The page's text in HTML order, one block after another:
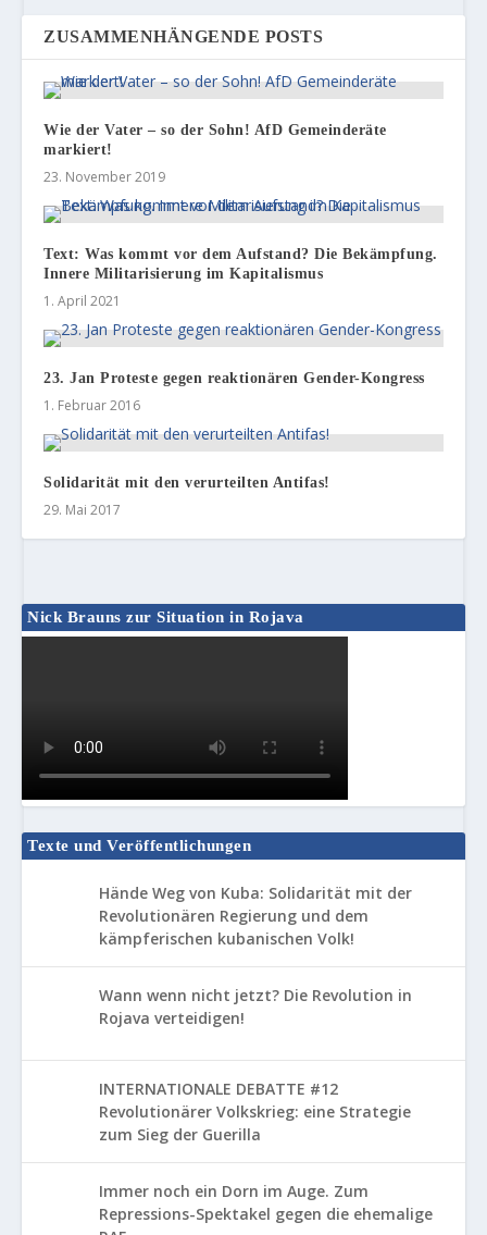
ZUSAMMENHÄNGENDE POSTS
Wie der Vater – so der Sohn! AfD Gemeinderäte
markiert!
23. November 2019
Text: Was kommt vor dem Aufstand? Die Bekämpfung.
Innere Militarisierung im Kapitalismus
1. April 2021
23. Jan Proteste gegen reaktionären Gender-Kongress
1. Februar 2016
Solidarität mit den verurteilten Antifas!
29. Mai 2017
Nick Brauns zur Situation in Rojava
Texte und Veröffentlichungen
Hände Weg von Kuba: Solidarität mit der
Revolutionären Regierung und dem
kämpferischen kubanischen Volk!
Wann wenn nicht jetzt? Die Revolution in
Rojava verteidigen!
INTERNATIONALE DEBATTE #12
Revolutionärer Volkskrieg: eine Strategie
zum Sieg der Guerilla
Immer noch ein Dorn im Auge. Zum
Repressions-Spektakel gegen die ehemalige